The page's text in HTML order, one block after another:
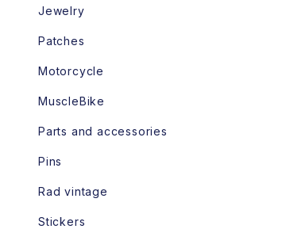
Jewelry
Patches
Motorcycle
MuscleBike
Parts and accessories
Pins
Rad vintage
Stickers